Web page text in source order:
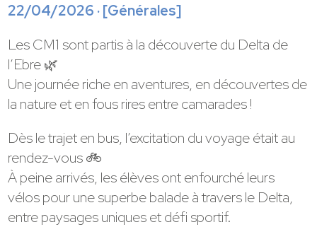
22/04/2026 · [Générales]
Les CM1 sont partis à la découverte du Delta de
l’Ebre 🌿
Une journée riche en aventures, en découvertes de
la nature et en fous rires entre camarades !
Dès le trajet en bus, l’excitation du voyage était au
rendez-vous 🚲
À peine arrivés, les élèves ont enfourché leurs
vélos pour une superbe balade à travers le Delta,
entre paysages uniques et défi sportif.